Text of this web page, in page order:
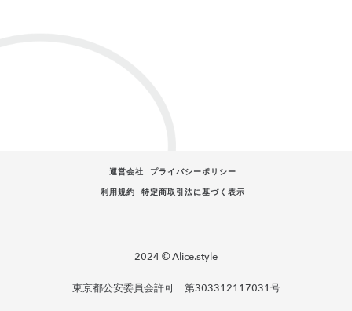
運営会社
プライバシーポリシー
利用規約
特定商取引法に基づく表示
2024 © Alice.style
東京都公安委員会許可 第303312117031号